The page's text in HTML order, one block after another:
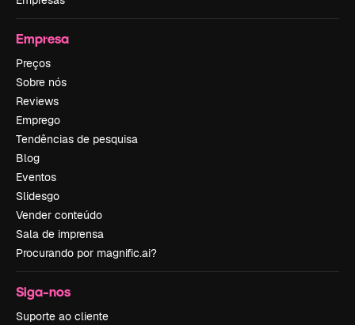
Empresa
Preços
Sobre nós
Reviews
Emprego
Tendências de pesquisa
Blog
Eventos
Slidesgo
Vender conteúdo
Sala de imprensa
Procurando por magnific.ai?
Siga-nos
Suporte ao cliente